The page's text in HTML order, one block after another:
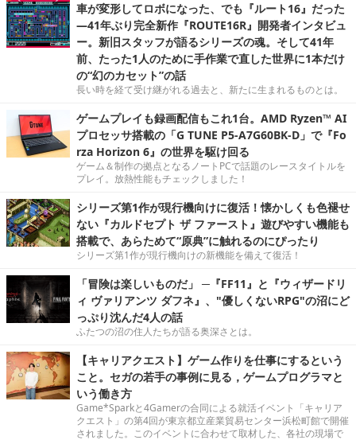
車が変形してロボになった、でも『ルート16』だった
―41年ぶり完全新作『ROUTE16R』開発者インタビュ
ー。新旧スタッフが語るシリーズの魂。そして41年
前、たった1人のために手作業で直した世界に1本だけ
の“幻のカセット”の話
長い時を経て受け継がれる過去と、新たに生まれるものとは。
ゲームプレイも録画配信もこれ1台。AMD Ryzen™ AI
プロセッサ搭載の「G TUNE P5-A7G60BK-D」で『Fo
rza Horizon 6』の世界を駆け回る
ゲーム＆制作の拠点となるノートPCで話題のレースタイトルを
プレイ。放熱性能もチェックしました！
シリーズ第1作が現行機向けに復活！懐かしくも色褪せ
ない『カルドセプト ザ ファースト』遊びやすい機能も
搭載で、あらためて“原典”に触れるのにぴったり
シリーズ第1作が現行機向けの新機能を備えて復活！
「冒険は楽しいものだ」 ─『FF11』と『ウィザードリ
ィ ヴァリアンツ ダフネ』、"優しくないRPG"の沼にど
っぷり沈んだ4人の話
ふたつの沼の住人たちが語る奥深さとは。
【キャリアクエスト】ゲーム作りを仕事にするという
こと。セガの若手の事例に見る，ゲームプログラマと
いう働き方
Game*Sparkと4Gamerの合同による就活イベント「キャリア
クエスト」の第4回が東京都立産業貿易センター浜松町館で開催
されました。このイベントに合わせて取材した、各社の現場で